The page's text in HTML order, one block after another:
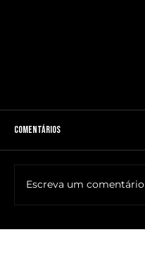
Comentários
Escreva um comentário